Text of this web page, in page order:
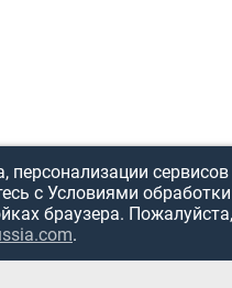
сервисов
с Условиями
браузера. Пожалуйста,
.